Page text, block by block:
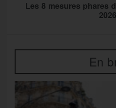
Les 8 mesures phares
2026
En